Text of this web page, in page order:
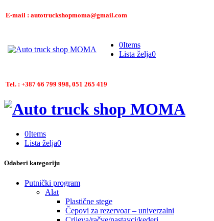
E-mail : autotruckshopmoma@gmail.com
0Items
Lista želja0
Tel. : +387 66 799 998, 051 265 419
0Items
Lista želja0
Odaberi kategoriju
Putnički program
Alat
Plastične stege
Čepovi za rezervoar – univerzalni